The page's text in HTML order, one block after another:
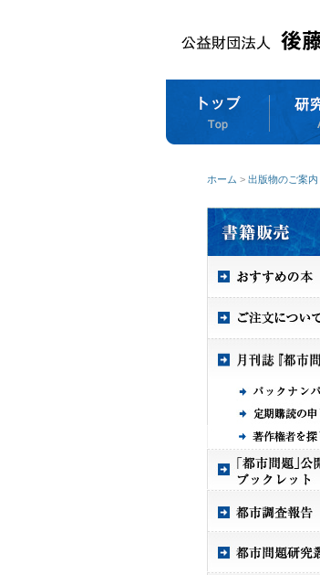
ホーム > 出版物のご案内